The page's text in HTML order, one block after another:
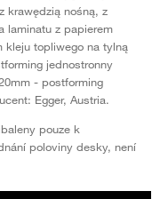
krawędzią nośną, z
laminatu z papierem
kleju topliwego na tylną
jednostronny
- postforming
Egger, Austria.
pouze k
poloviny desky, není